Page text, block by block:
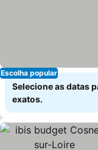
Escolha popular
Selecione as datas
exatos.